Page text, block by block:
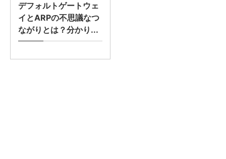
デフォルトゲートウェ
イとARPの不思議なつ
ながりとは？分かり...